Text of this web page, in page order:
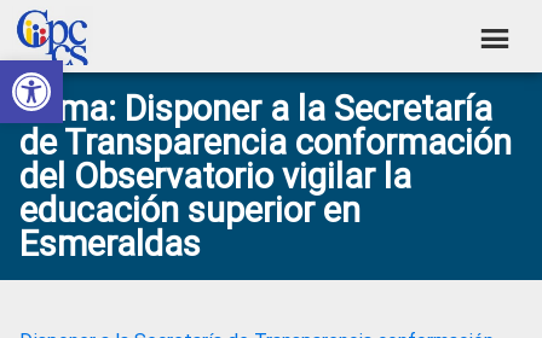
Abrir barra de herramientas
Skip
to
primary
navigation
Skip
to
main
content
Skip
to
primary
sidebar
Skip
to
footer
Consejo
de
Participación
Ciudadana
Control
Construyendo
Poder
Ciudadano
Tema: Disponer a la Secretaría
de Transparencia conformación
del Observatorio vigilar la
educación superior en
Esmeraldas